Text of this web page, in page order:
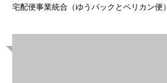
宅配便事業統合（ゆうパックとペリカン便）